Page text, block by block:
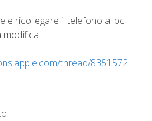
e ricollegare il telefono al pc
modifica
thread/8351572